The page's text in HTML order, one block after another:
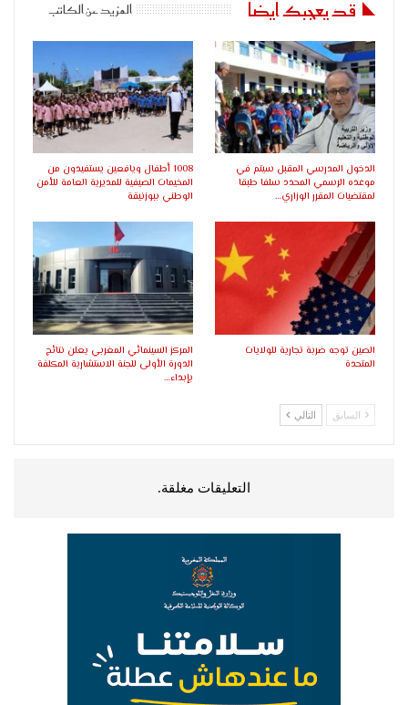
قد يعجبك ايضا المزيد عن الكاتب
الدخول المدرسي المقبل سیتم في
موعده الرسمي المحدد سلفا طبقا
لمقتضیات المقرر الوزاري…
1008 أطفال ويافعين يستفيدون من
المخيمات الصيفية للمديرية العامة للأمن
الوطني ببوزنيقة
الصين توجه ضربة تجارية للولايات
المتحدة
المركز السينمائي المغربي يعلن نتائج
الدورة الأولى للجنة الاستشارية المكلفة
بإبداء…
السابق التالي
التعليقات مغلقة.